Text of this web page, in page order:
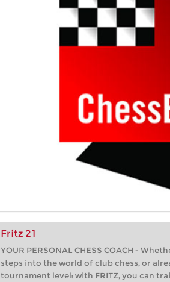
Fritz 21
YOUR PERSONAL CHESS COACH -
steps into the world of club chess, or
tournament level: with FRITZ, you can